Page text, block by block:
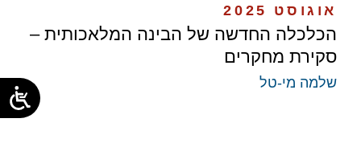
אוגוסט 2025
הכלכלה החדשה של הבינה המלאכותית –
סקירת מחקרים
שלמה מי-טל